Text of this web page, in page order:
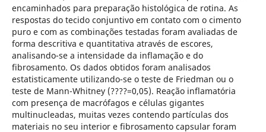
encaminhados para preparação histológica de rotina. As
respostas do tecido conjuntivo em contato com o cimento
puro e com as combinações testadas foram avaliadas de
forma descritiva e quantitativa através de escores,
analisando-se a intensidade da inflamação e do
fibrosamento. Os dados obtidos foram analisados
estatisticamente utilizando-se o teste de Friedman ou o
teste de Mann-Whitney (????=0,05). Reação inflamatória
com presença de macrófagos e células gigantes
multinucleadas, muitas vezes contendo partículas dos
materiais no seu interior e fibrosamento capsular foram